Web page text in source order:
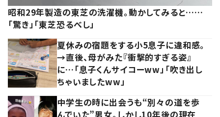
昭和29年製造の東芝の洗濯機。動かしてみると……
「驚き」「東芝恐るべし」
夏休みの宿題をする小5息子に違和感。
→直後、母がみた『衝撃的すぎる姿』
に…「息子くんサイコーww」「吹き出し
ちゃいましたww」
中学生の時に出会うも“別々の道を歩
んでいた”男女。しかし10年後の現在